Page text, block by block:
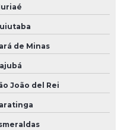
de Minas
João del Rei